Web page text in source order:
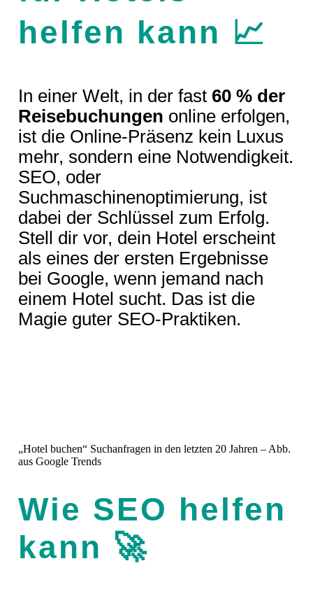
helfen kann 📈
In einer Welt, in der fast 60 % der
Reisebuchungen online erfolgen,
ist die Online-Präsenz kein Luxus
mehr, sondern eine Notwendigkeit.
SEO, oder
Suchmaschinenoptimierung, ist
dabei der Schlüssel zum Erfolg.
Stell dir vor, dein Hotel erscheint
als eines der ersten Ergebnisse
bei Google, wenn jemand nach
einem Hotel sucht. Das ist die
Magie guter SEO-Praktiken.
„Hotel buchen“ Suchanfragen in den letzten 20 Jahren – Abb.
aus Google Trends
Wie SEO helfen
kann 🚀